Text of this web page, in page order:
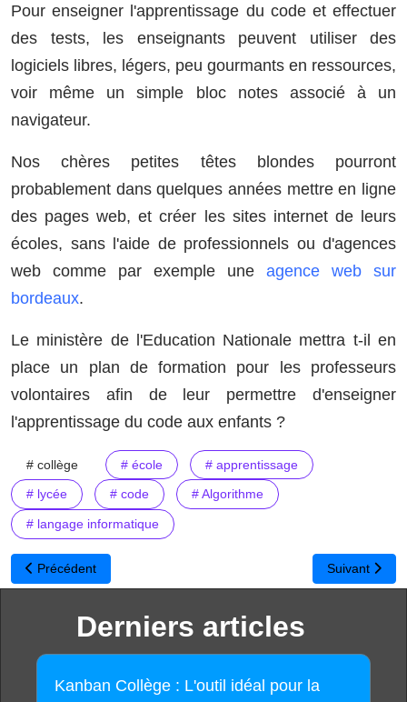
Pour enseigner l'apprentissage du code et effectuer
des tests, les enseignants peuvent utiliser des
logiciels libres, légers, peu gourmants en ressources,
voir même un simple bloc notes associé à un
navigateur.
Nos chères petites têtes blondes pourront
probablement dans quelques années mettre en ligne
des pages web, et créer les sites internet de leurs
écoles, sans l'aide de professionnels ou d'agences
web comme par exemple une agence web sur
bordeaux.
Le ministère de l'Education Nationale mettra t-il en
place un plan de formation pour les professeurs
volontaires afin de leur permettre d'enseigner
l'apprentissage du code aux enfants ?
# collège # école # apprentissage
# lycée # code # Algorithme
# langage informatique
Article précédent : Mozilla Webmaker - Comprendre et coder le
Précédent Article
Suivant
Derniers articles
Kanban Collège : L'outil idéal pour la